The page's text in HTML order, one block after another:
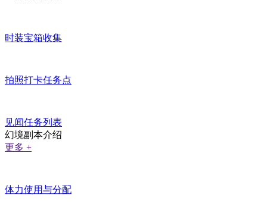
时装宝箱收集
拍照打卡任务点
见闻任务列表
幻境副本介绍
更多 +
体力使用与分配